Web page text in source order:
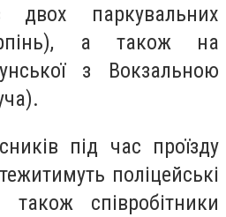
двох паркувальних
а також на
з Вокзальною
під час проїзду
поліцейські
співробітники